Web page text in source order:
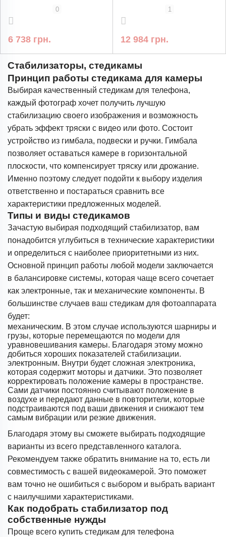
видеосъёмки
0
6 738 грн.
и экшн-камер
1
12 984 грн.
Стабилизаторы, стедикамы
Принцип работы стедикама для камеры
Выбирая качественный стедикам для телефона,
каждый фотограф хочет получить лучшую
стабилизацию своего изображения и возможность
убрать эффект тряски с видео или фото. Состоит
устройство из гимбала, подвески и ручки. Гимбала
позволяет оставаться камере в горизонтальной
плоскости, что компенсирует тряску или дрожание.
Именно поэтому следует подойти к выбору изделия
ответственно и постараться сравнить все
характеристики предложенных моделей.
Типы и виды стедикамов
Зачастую выбирая подходящий стабилизатор, вам
понадобится углубиться в технические характеристики
и определиться с наиболее приоритетными из них.
Основной принцип работы любой модели заключается
в балансировке системы, которая чаще всего сочетает
как электронные, так и механические компоненты. В
большинстве случаев ваш стедикам для фотоаппарата
будет:
механическим. В этом случае используются шарниры и
грузы, которые перемещаются по модели для
уравновешивания камеры. Благодаря этому можно
добиться хороших показателей стабилизации.
электронным. Внутри будет сложная электроника,
которая содержит моторы и датчики. Это позволяет
корректировать положение камеры в пространстве.
Сами датчики постоянно считывают положение в
воздухе и передают данные в повторители, которые
подстраиваются под ваши движения и снижают тем
самым вибрации или резкие движения.
Благодаря этому вы сможете выбирать подходящие
варианты из всего представленного каталога.
Рекомендуем также обратить внимание на то, есть ли
совместимость с вашей видеокамерой. Это поможет
вам точно не ошибиться с выбором и выбрать вариант
с наилучшими характеристиками.
Как подобрать стабилизатор под
собственные нужды
Проще всего купить стедикам для телефона